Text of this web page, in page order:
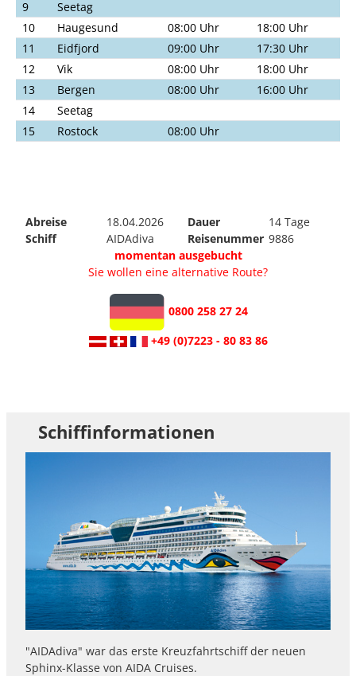
9
Seetag
10
Haugesund 08:00 Uhr
18:00 Uhr
11
Eidfjord 09:00 Uhr
17:30 Uhr
12
Vik 08:00 Uhr
18:00 Uhr
13
Bergen 08:00 Uhr
16:00 Uhr
14
Seetag
15
Rostock 08:00 Uhr
Abreise 18.04.2026 Dauer
14 Tage
Schiff
AIDAdiva Reisenummer 9886
momentan ausgebucht
Sie wollen eine alternative Route?
0800 258 27 24
+49 (0)7223 - 80 83 86
Schiffinformationen
"AIDAdiva" war das erste Kreuzfahrtschiff der neuen
Sphinx-Klasse von AIDA Cruises.